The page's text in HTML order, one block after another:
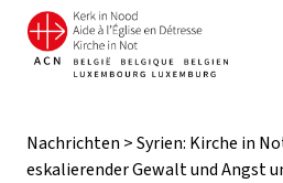
Nachrichten >Syrien: Kirche in
eskalierender Gewalt und Angst